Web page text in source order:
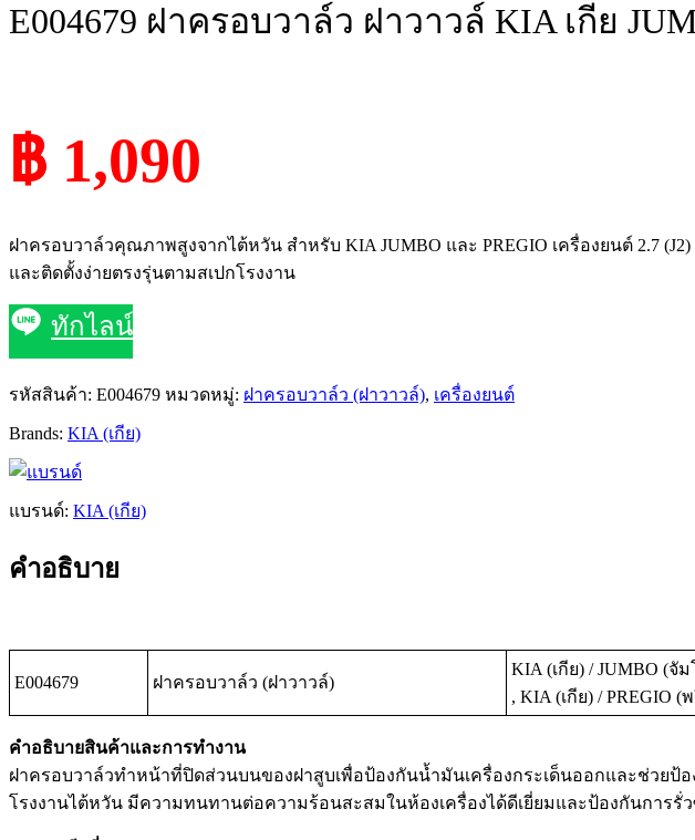
E004679 ฝาครอบวาล์ว ฝาวาวล์ KIA เกีย
฿ 1,090
ฝาครอบวาล์วคุณภาพสูงจากไต้หวัน สำหรับ KIA JUMBO และ PREGIO เครื่องยนต์ 2.7
และติดตั้งง่ายตรงรุ่นตามสเปกโรงงาน
ทักไลน์
รหัสสินค้า: E004679 หมวดหมู่: ฝาครอบวาล์ว (ฝาวาวล์), เครื่องยนต์
Brands: KIA (เกีย)
แบรนด์: KIA (เกีย)
คำอธิบาย
E004679 ฝาครอบวาล์ว (ฝาวาวล์)
KIA (เกีย) / JUMBO (จั
, KIA (เกีย) / PREGIO (
คำอธิบายสินค้าและการทำงาน
ฝาครอบวาล์วทำหน้าที่ปิดส่วนบนของฝาสูบเพื่อป้องกันน้ำมันเครื่องกระเด็นออกและช่วย
โรงงานไต้หวัน มีความทนทานต่อความร้อนสะสมในห้องเครื่องได้ดีเยี่ยมและป้องกันการรั่